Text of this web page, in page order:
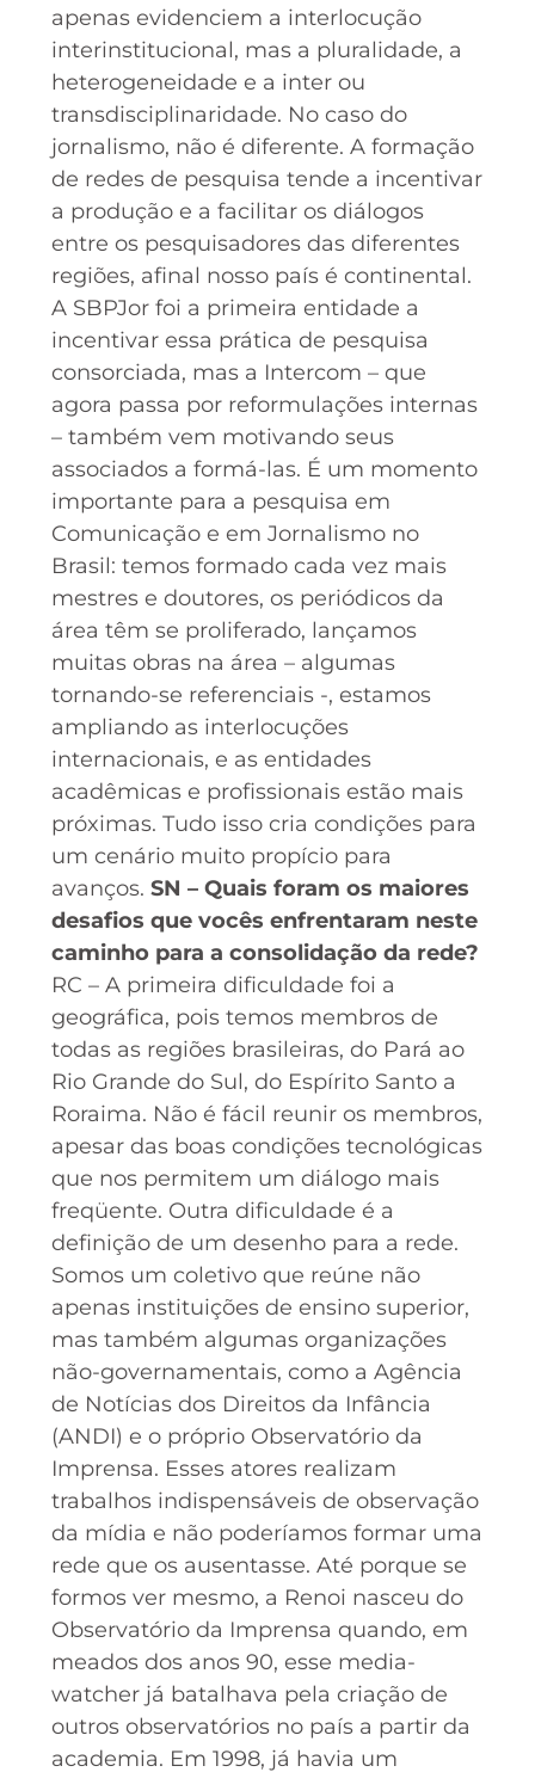
apenas evidenciem a interlocução
interinstitucional, mas a pluralidade, a
heterogeneidade e a inter ou
transdisciplinaridade. No caso do
jornalismo, não é diferente. A formação
de redes de pesquisa tende a incentivar
a produção e a facilitar os diálogos
entre os pesquisadores das diferentes
regiões, afinal nosso país é continental.
A SBPJor foi a primeira entidade a
incentivar essa prática de pesquisa
consorciada, mas a Intercom – que
agora passa por reformulações internas
– também vem motivando seus
associados a formá-las. É um momento
importante para a pesquisa em
Comunicação e em Jornalismo no
Brasil: temos formado cada vez mais
mestres e doutores, os periódicos da
área têm se proliferado, lançamos
muitas obras na área – algumas
tornando-se referenciais -, estamos
ampliando as interlocuções
internacionais, e as entidades
acadêmicas e profissionais estão mais
próximas. Tudo isso cria condições para
um cenário muito propício para
avanços. SN – Quais foram os maiores
desafios que vocês enfrentaram neste
caminho para a consolidação da rede?
RC – A primeira dificuldade foi a
geográfica, pois temos membros de
todas as regiões brasileiras, do Pará ao
Rio Grande do Sul, do Espírito Santo a
Roraima. Não é fácil reunir os membros,
apesar das boas condições tecnológicas
que nos permitem um diálogo mais
freqüente. Outra dificuldade é a
definição de um desenho para a rede.
Somos um coletivo que reúne não
apenas instituições de ensino superior,
mas também algumas organizações
não-governamentais, como a Agência
de Notícias dos Direitos da Infância
(ANDI) e o próprio Observatório da
Imprensa. Esses atores realizam
trabalhos indispensáveis de observação
da mídia e não poderíamos formar uma
rede que os ausentasse. Até porque se
formos ver mesmo, a Renoi nasceu do
Observatório da Imprensa quando, em
meados dos anos 90, esse media-
watcher já batalhava pela criação de
outros observatórios no país a partir da
academia. Em 1998, já havia um